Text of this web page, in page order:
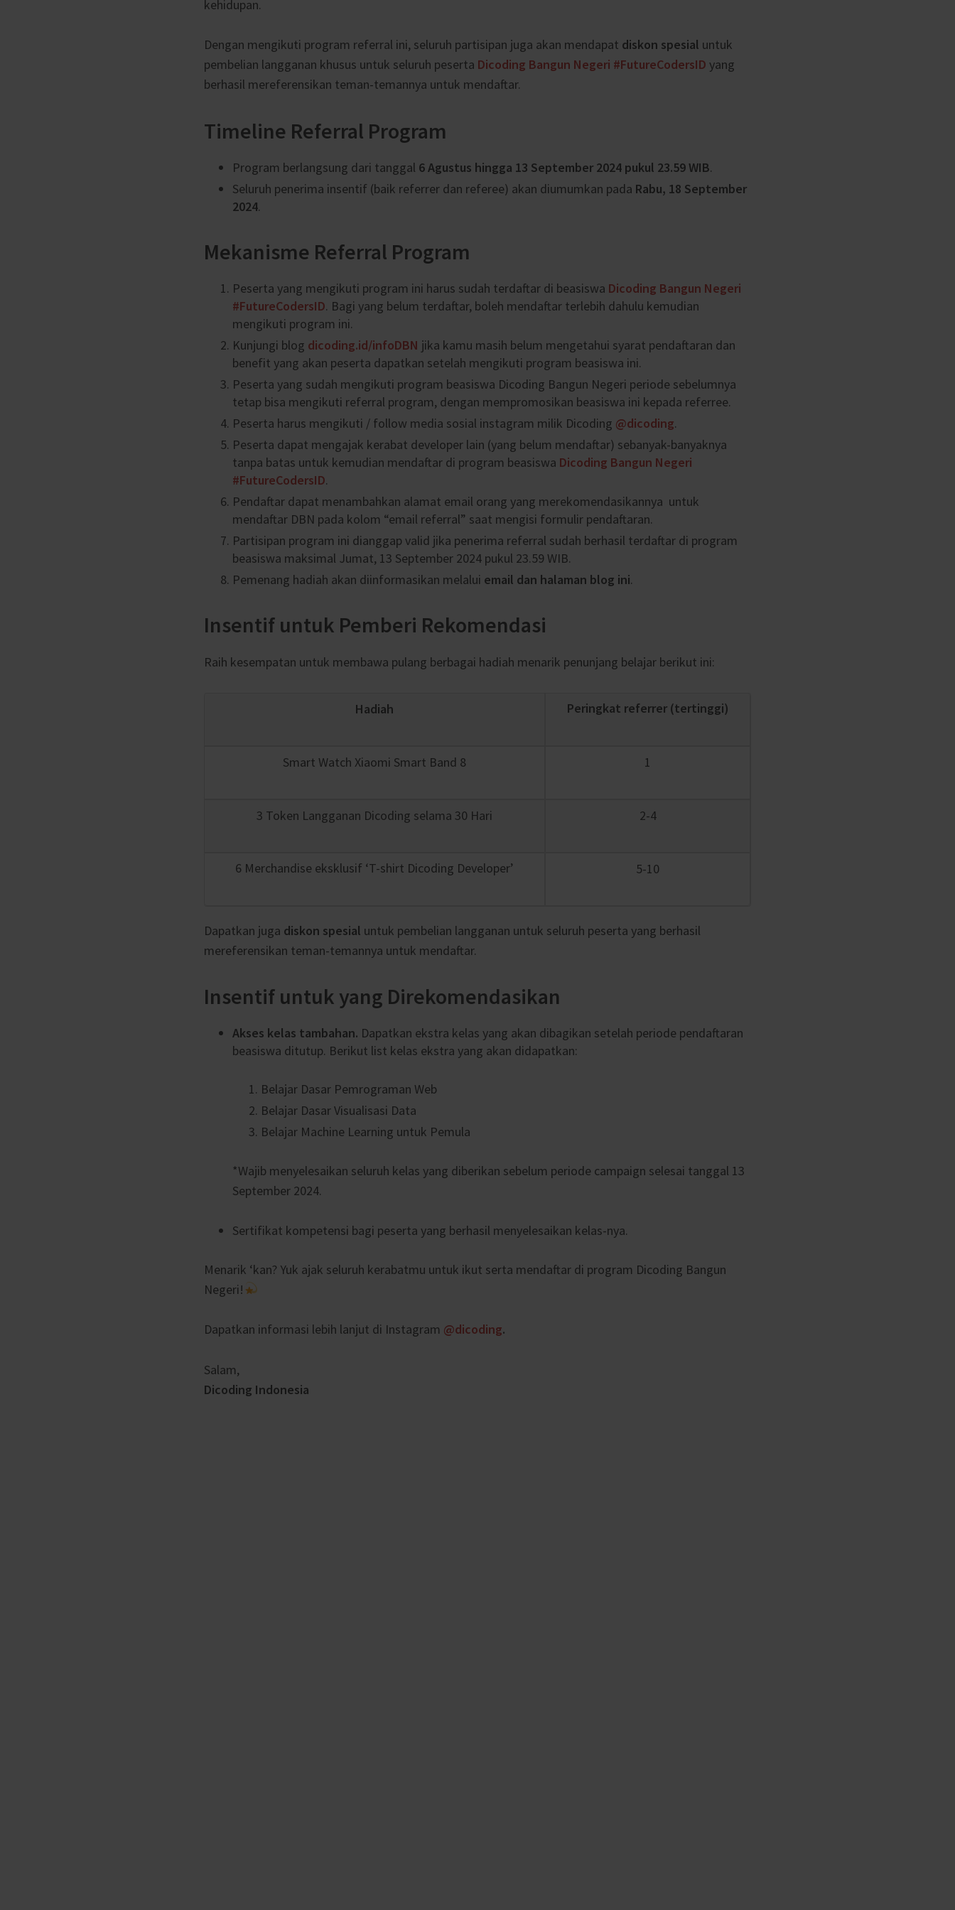
kehidupan.
Dengan mengikuti program referral ini, seluruh partisipan juga akan mendapat diskon spesial untuk
pembelian langganan khusus untuk seluruh peserta Dicoding Bangun Negeri #FutureCodersID yang
berhasil mereferensikan teman-temannya untuk mendaftar.
Timeline Referral Program
Program berlangsung dari tanggal 6 Agustus hingga 13 September 2024 pukul 23.59 WIB.
Seluruh penerima insentif (baik referrer dan referee) akan diumumkan pada Rabu, 18 September
2024.
Mekanisme Referral Program
Peserta yang mengikuti program ini harus sudah terdaftar di beasiswa Dicoding Bangun Negeri
#FutureCodersID. Bagi yang belum terdaftar, boleh mendaftar terlebih dahulu kemudian
mengikuti program ini.
Kunjungi blog dicoding.id/infoDBN jika kamu masih belum mengetahui syarat pendaftaran dan
benefit yang akan peserta dapatkan setelah mengikuti program beasiswa ini.
Peserta yang sudah mengikuti program beasiswa Dicoding Bangun Negeri periode sebelumnya
tetap bisa mengikuti referral program, dengan mempromosikan beasiswa ini kepada referree.
Peserta harus mengikuti / follow media sosial instagram milik Dicoding @dicoding.
Peserta dapat mengajak kerabat developer lain (yang belum mendaftar) sebanyak-banyaknya
tanpa batas untuk kemudian mendaftar di program beasiswa Dicoding Bangun Negeri
#FutureCodersID.
Pendaftar dapat menambahkan alamat email orang yang merekomendasikannya untuk
mendaftar DBN pada kolom “email referral” saat mengisi formulir pendaftaran.
Partisipan program ini dianggap valid jika penerima referral sudah berhasil terdaftar di program
beasiswa maksimal Jumat, 13 September 2024 pukul 23.59 WIB.
Pemenang hadiah akan diinformasikan melalui email dan halaman blog ini.
Insentif untuk Pemberi Rekomendasi
Raih kesempatan untuk membawa pulang berbagai hadiah menarik penunjang belajar berikut ini:
Hadiah Peringkat referrer (tertinggi)
Smart Watch Xiaomi Smart Band 8 1
3 Token Langganan Dicoding selama 30 Hari 2-4
6 Merchandise eksklusif ‘T-shirt Dicoding Developer’ 5-10
Dapatkan juga diskon spesial untuk pembelian langganan untuk seluruh peserta yang berhasil
mereferensikan teman-temannya untuk mendaftar.
Insentif untuk yang Direkomendasikan
Akses kelas tambahan. Dapatkan ekstra kelas yang akan dibagikan setelah periode pendaftaran
beasiswa ditutup. Berikut list kelas ekstra yang akan didapatkan:
Belajar Dasar Pemrograman Web
Belajar Dasar Visualisasi Data
Belajar Machine Learning untuk Pemula
*Wajib menyelesaikan seluruh kelas yang diberikan sebelum periode campaign selesai tanggal 13
September 2024.
Sertifikat kompetensi bagi peserta yang berhasil menyelesaikan kelas-nya.
Menarik ‘kan? Yuk ajak seluruh kerabatmu untuk ikut serta mendaftar di program Dicoding Bangun
Negeri!
Dapatkan informasi lebih lanjut di Instagram @dicoding.
Salam,
Dicoding Indonesia